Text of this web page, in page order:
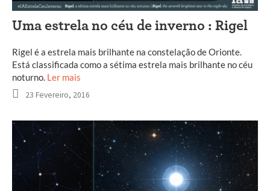
Uma estrela no céu de inverno : Rigel
Rigel é a estrela mais brilhante na constelação de Orionte.
Está classificada como a sétima estrela mais brilhante no céu
noturno. Ler mais
23 Fevereiro, 2016